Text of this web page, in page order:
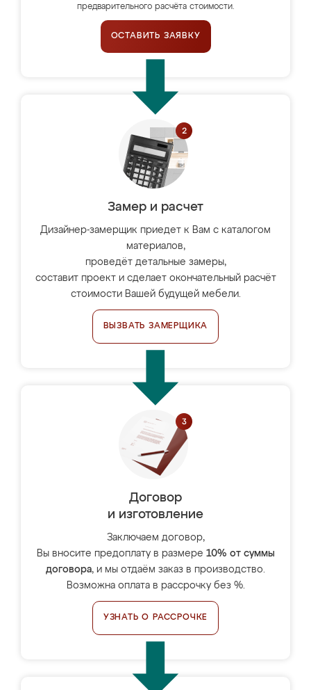
предварительного расчёта стоимости.
ОСТАВИТЬ ЗАЯВКУ
Замер и расчет
Дизайнер-замерщик приедет к Вам с каталогом
материалов,
проведёт детальные замеры,
составит проект и сделает окончательный расчёт
стоимости Вашей будущей мебели.
ВЫЗВАТЬ ЗАМЕРЩИКА
Договор
и изготовление
Заключаем договор,
Вы вносите предоплату в размере 10% от суммы
договора, и мы отдаём заказ в производство.
Возможна оплата в рассрочку без %.
УЗНАТЬ О РАССРОЧКЕ